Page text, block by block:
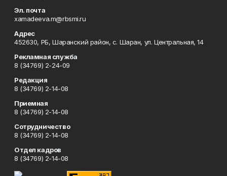
Эл. почта
xamadeeva.m@rbsmi.ru
Адрес
452630, РБ, Шаранский район, с. Шаран, ул. Центральная, 14
Рекламная служба
8 (34769) 2-24-09
Редакция
8 (34769) 2-14-08
Приемная
8 (34769) 2-14-08
Сотрудничество
8 (34769) 2-14-08
Отдел кадров
8 (34769) 2-14-08